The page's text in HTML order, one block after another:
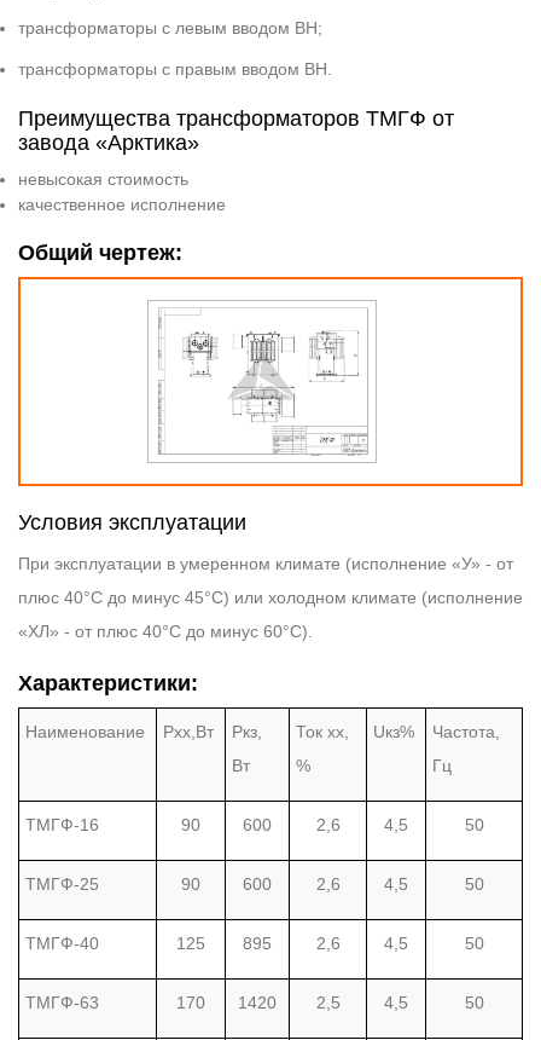
трансформаторы с левым вводом ВН;
трансформаторы с правым вводом ВН.
Преимущества трансформаторов ТМГФ от
завода «Арктика»
невысокая стоимость
качественное исполнение
Общий чертеж:
Условия эксплуатации
При эксплуатации в умеренном климате (исполнение «У» - от
плюс 40°С до минус 45°С) или холодном климате (исполнение
«ХЛ» - от плюс 40°С до минус 60°С).
Характеристики:
Наименование Рхх,Вт
Ркз,
Вт
Ток хх,
%
Uкз%
Частота,
Гц
ТМГФ-16 90 600 2,6 4,5 50
ТМГФ-25 90 600 2,6 4,5 50
ТМГФ-40 125 895 2,6 4,5 50
ТМГФ-63 170 1420 2,5 4,5 50